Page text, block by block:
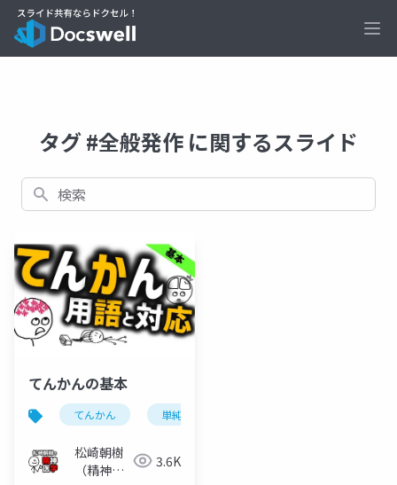
タグ #全般発作 に関するスライド
検索
てんかんの基本
てんかん 単純発作
松崎朝樹
（精神科
3.6K